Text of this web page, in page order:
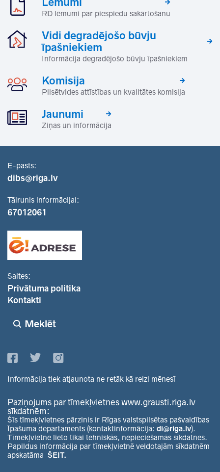
RD lēmumi par piespiedu sakārtošanu
Vidi degradējošo būvju
īpašniekiem
Informācija degradējošo būvju īpašniekiem
Komisija
Pilsētvides attīstības un kvalitātes komisija
Jaunumi
Ziņas un informācija
E-pasts:
dibs@riga.lv
Tālrunis informācijai:
67012061
Saites:
Privātuma politika
Kontakti
Meklēt
Informācija tiek atjaunota ne retāk kā reizi mēnesī
Paziņojums par tīmekļvietnes www.grausti.riga.lv
sīkdatnēm:
Šīs tīmekļvietnes pārzinis ir Rīgas valstspilsētas pašvaldības
Īpašuma departaments (kontaktinformācija: di@riga.lv).
Tīmekļvietne lieto tikai tehniskās, nepieciešamās sīkdatnes.
Papildus informācija par tīmekļvietnē veidotajām sīkdatnēm
apskatāma ŠEIT.